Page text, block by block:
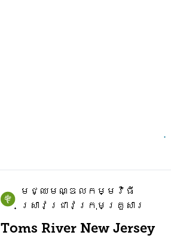
មជ្ឈមណ្ឌល​កម្មវិធី​
ស្រាវជ្រាវ​ក្រុមគ្រួសារ
Toms River New Jersey